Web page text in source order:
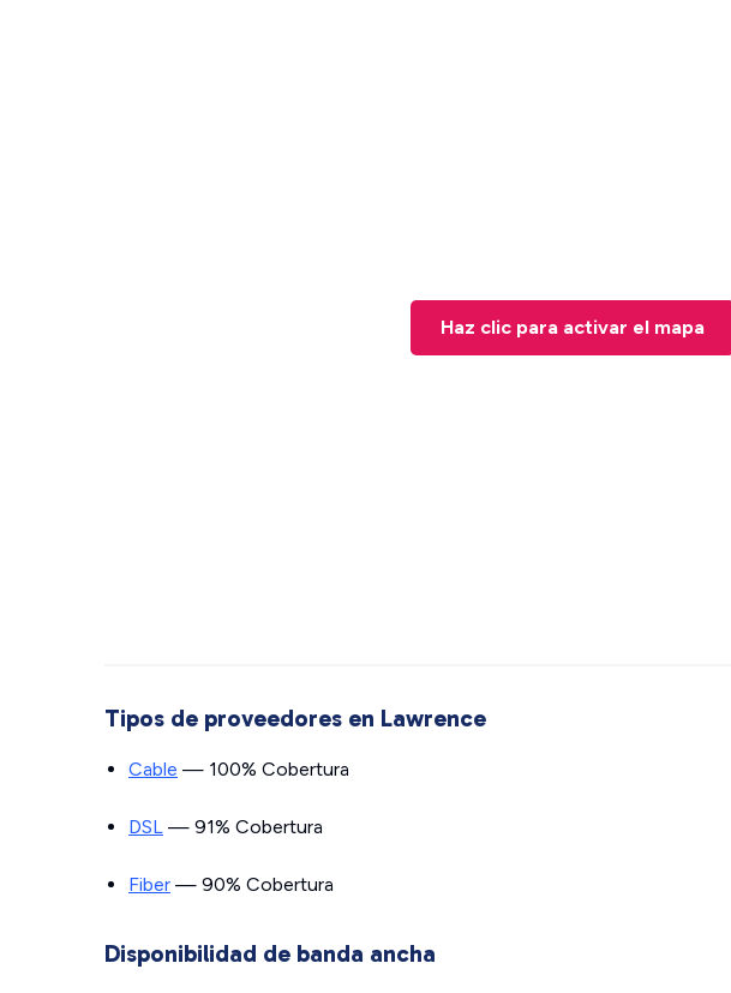
Haz clic para activar el mapa
Tipos de proveedores en Lawrence
Cable — 100% Cobertura
DSL — 91% Cobertura
Fiber — 90% Cobertura
Disponibilidad de banda ancha